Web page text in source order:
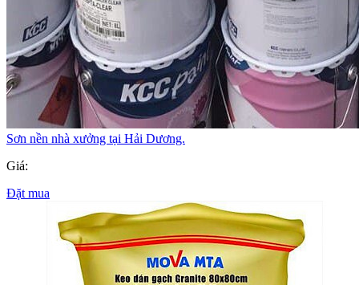
Sơn nền nhà xưởng tại Hải Dương.
Giá:
Đặt mua